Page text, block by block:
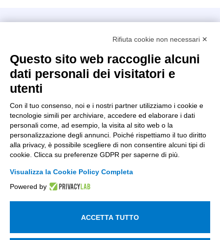
Kilometro Rosso innovation district
+39 035 0690366
info@intellimech.it
Copyright 2026, P.iva 03388700167
Seguici su
Lavora con noi
Rifiuta cookie non necessari ✕
Questo sito web raccoglie alcuni
dati personali dei visitatori e
utenti
Con il tuo consenso, noi e i nostri partner utilizziamo i cookie e
tecnologie simili per archiviare, accedere ed elaborare i dati
personali come, ad esempio, la visita al sito web o la
personalizzazione degli annunci. Poiché rispettiamo il tuo diritto
alla privacy, è possibile scegliere di non consentire alcuni tipi di
cookie. Clicca su preferenze GDPR per saperne di più.
Visualizza la Cookie Policy Completa
Powered by
ACCETTA TUTTO